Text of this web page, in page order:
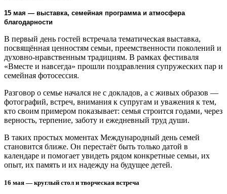
15 мая — выставка, семейная программа и атмосфера
благодарности
В первый день гостей встречала тематическая выставка,
посвящённая ценностям семьи, преемственности поколений и
духовно-нравственным традициям. В рамках фестиваля
«Вместе и навсегда» прошли поздравления супружеских пар и
семейная фотосессия.
Разговор о семье начался не с докладов, а с живых образов —
фотографий, встреч, внимания к супругам и уважения к тем,
кто своим примером показывает: семья строится годами, через
верность, терпение, заботу и ежедневный труд души.
В таких простых моментах Международный день семей
становится ближе. Он перестаёт быть только датой в
календаре и помогает увидеть рядом конкретные семьи, их
опыт, их память и их надежду на будущее детей.
16 мая — круглый стол и творческая встреча